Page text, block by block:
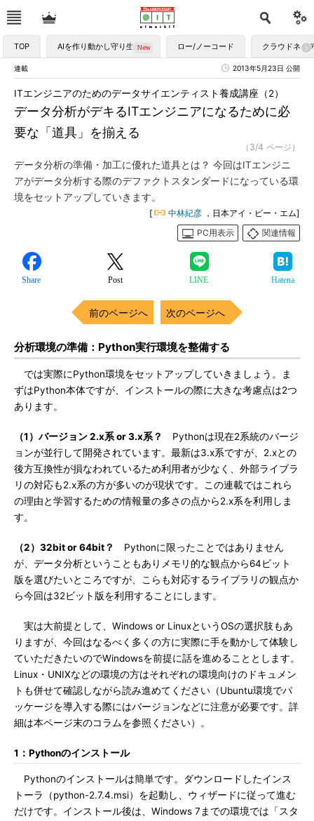
TOP AIを作り動かし守り生かす ロー/ノーコード クラウドネイ
連載 2013年5月23日 公開
データ分析がデキるITエンジニアになるために必
要な「道具」を揃える
ITエンジニアのためのデータサイエンティスト養成講座（2）
（3/4 ページ）
データ分析の準備・加工に優れた道具とは？ 今回はITエンジニ
アがデータ分析する際のデファクトスタンダードになっている環
境をセットアップしていきます。
[ 中林紀彦 ，日本アイ・ビー・エム]
PC用表示
関連情報
Share Post LINE Hatena
前のページへ 次のページへ
分析環境の準備：Python実行環境を整備する
では実際にPython環境をセットアップしていきましょう。ま
ずはPython本体ですが、インストールの際に大きな考慮点は2つ
あります。
（1）バージョン 2.x系 or 3.x系？
Pythonは現在2系統のバージ
ョンが並行して開発されています。最新は3.x系ですが、2.xとの
後方互換性が損なわれているため利用者が少なく、外部ライブラ
リの対応も2.x系の方が多いのが現状です。この連載ではこれら
の理由と学習するための情報量の多さの点から2.x系を利用しま
す。
（2）32bit or 64bit？
Pythonに限ったことではありません
が、データ分析ということもありメモリ的な観点から64ビット
版を選びたいところですが、こらも対応するライブラリの観点か
ら今回は32ビット版を利用することにします。
実は大前提として、Windows or LinuxというOSの選択肢もあ
りますが、今回はなるべく多くの方に実際に手を動かして体験し
ていただきたいのでWindowsを前提に話を進めることとします。
Linux・UNIXなどの環境の方はそれぞれの環境向けのドキュメン
トも併せて確認しながら読み進めてください（Ubuntu環境でパ
ッケージを導入する際にはバージョンなどに注意が必要です。詳
細は本ページ末のコラムを参照ください）。
1：Pythonのインストール
Pythonのインストールは簡単です。ダウンロードしたインス
トーラ（python-2.7.4.msi）を起動し、ウィザードに従って進む
だけです。インストール後は、Windows 7までの環境では「スタ